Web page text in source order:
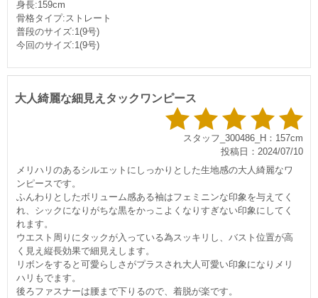
身長:159cm
骨格タイプ:ストレート
普段のサイズ:1(9号)
今回のサイズ:1(9号)
大人綺麗な細見えタックワンピース
スタッフ_300486_H：157cm
投稿日：2024/07/10
メリハリのあるシルエットにしっかりとした生地感の大人綺麗なワ
ンピースです。
ふんわりとしたボリューム感ある袖はフェミニンな印象を与えてく
れ、シックになりがちな黒をかっこよくなりすぎない印象にしてく
れます。
ウエスト周りにタックが入っている為スッキリし、バスト位置が高
く見え縦長効果で細見えします。
リボンをすると可愛らしさがプラスされ大人可愛い印象になりメリ
ハリもでます。
後ろファスナーは腰まで下りるので、着脱が楽です。